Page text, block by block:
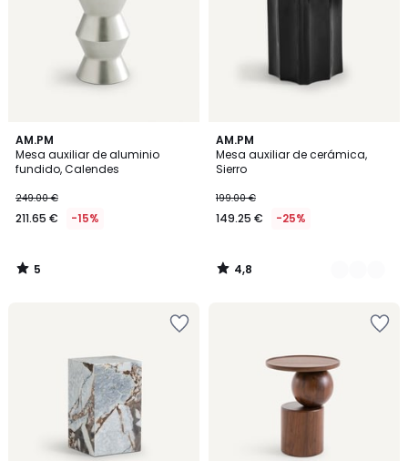
AM.PM
Mesa auxiliar de aluminio
fundido, Calendes
249.00 €
211.65 € -15%
5
/
5
5
/
AM.PM
Mesa auxiliar de cerámica,
Sierro
199.00 €
149.25 € -25%
4,8
/ 5
2
Colores
4,8
/